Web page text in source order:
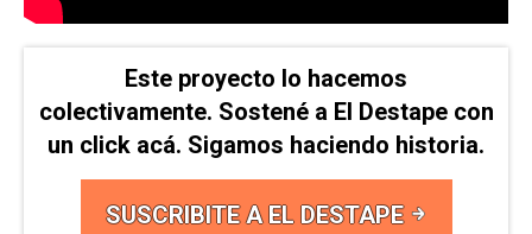
Este proyecto lo hacemos
colectivamente. Sostené a El Destape con
un click acá. Sigamos haciendo historia.
SUSCRIBITE A EL DESTAPE